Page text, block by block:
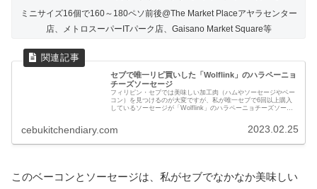
ミニサイズ16個で160～180ペソ前後@The Market Placeアヤラセンター
店、メトロスーパーITパーク店、Gaisano Market Square等
セブで唯一リピ買いした「Wolflink」のハラペーニョ
チーズソーセージ
フィリピン・セブでは美味しい加工肉（ハムやソーセージやベー
コン）を見つけるのが大変ですが、私が唯一セブで6回以上購入
しているソーセージが「Wolflink」のハラペーニョチーズソーセ
cebukitchendiary.com 2023.02.25
このベーコンとソーセージは、私がセブでなかなか美味しい